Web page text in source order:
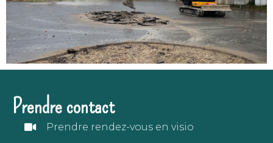
Prendre contact
Prendre rendez-vous en visio